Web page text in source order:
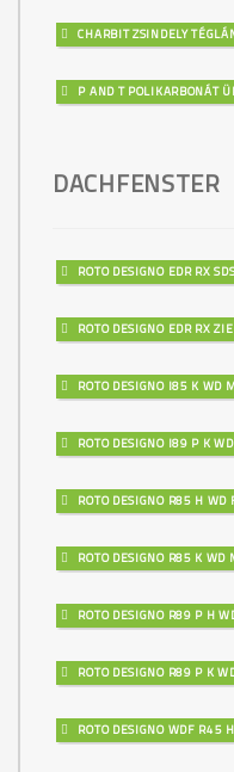
CHARBIT ZSINDELY
P AND T POLIKARBONÁT
DACHFENSTER
ROTO DESIGNO EDR RX
ROTO DESIGNO EDR RX
ROTO DESIGNO I85 K WD
ROTO DESIGNO I89 P K
ROTO DESIGNO R85 H WD
ROTO DESIGNO R85 K WD
ROTO DESIGNO R89 P H
ROTO DESIGNO R89 P K
ROTO DESIGNO WDF R45